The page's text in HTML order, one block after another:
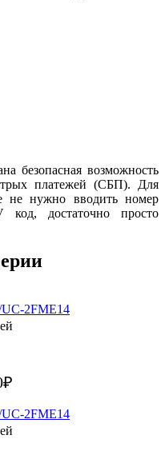
безопасная возможность
платежей (СБП). Для
не нужно вводить номер
достаточно просто
2FME14
₽
2FME14